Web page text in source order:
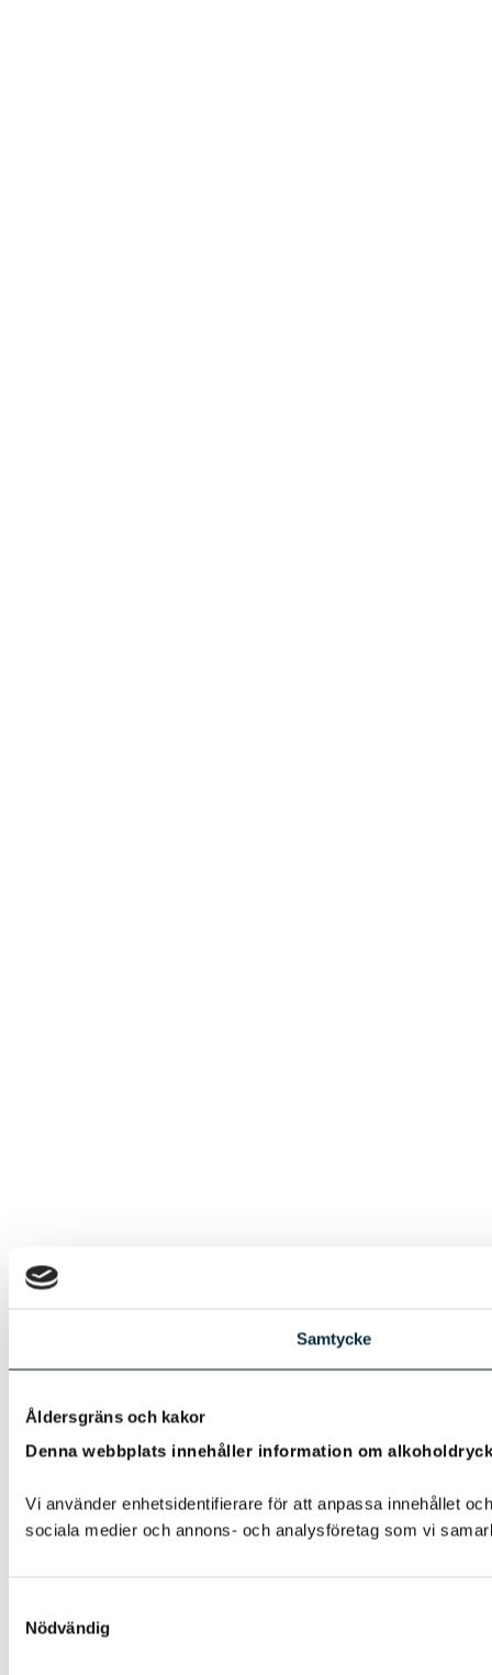
Samtycke
Åldersgräns och kakor
Denna webbplats innehåller information om
Vi använder enhetsidentifierare för att anpassa innehållet
sociala medier och annons- och analysföretag som vi
Nödvändig